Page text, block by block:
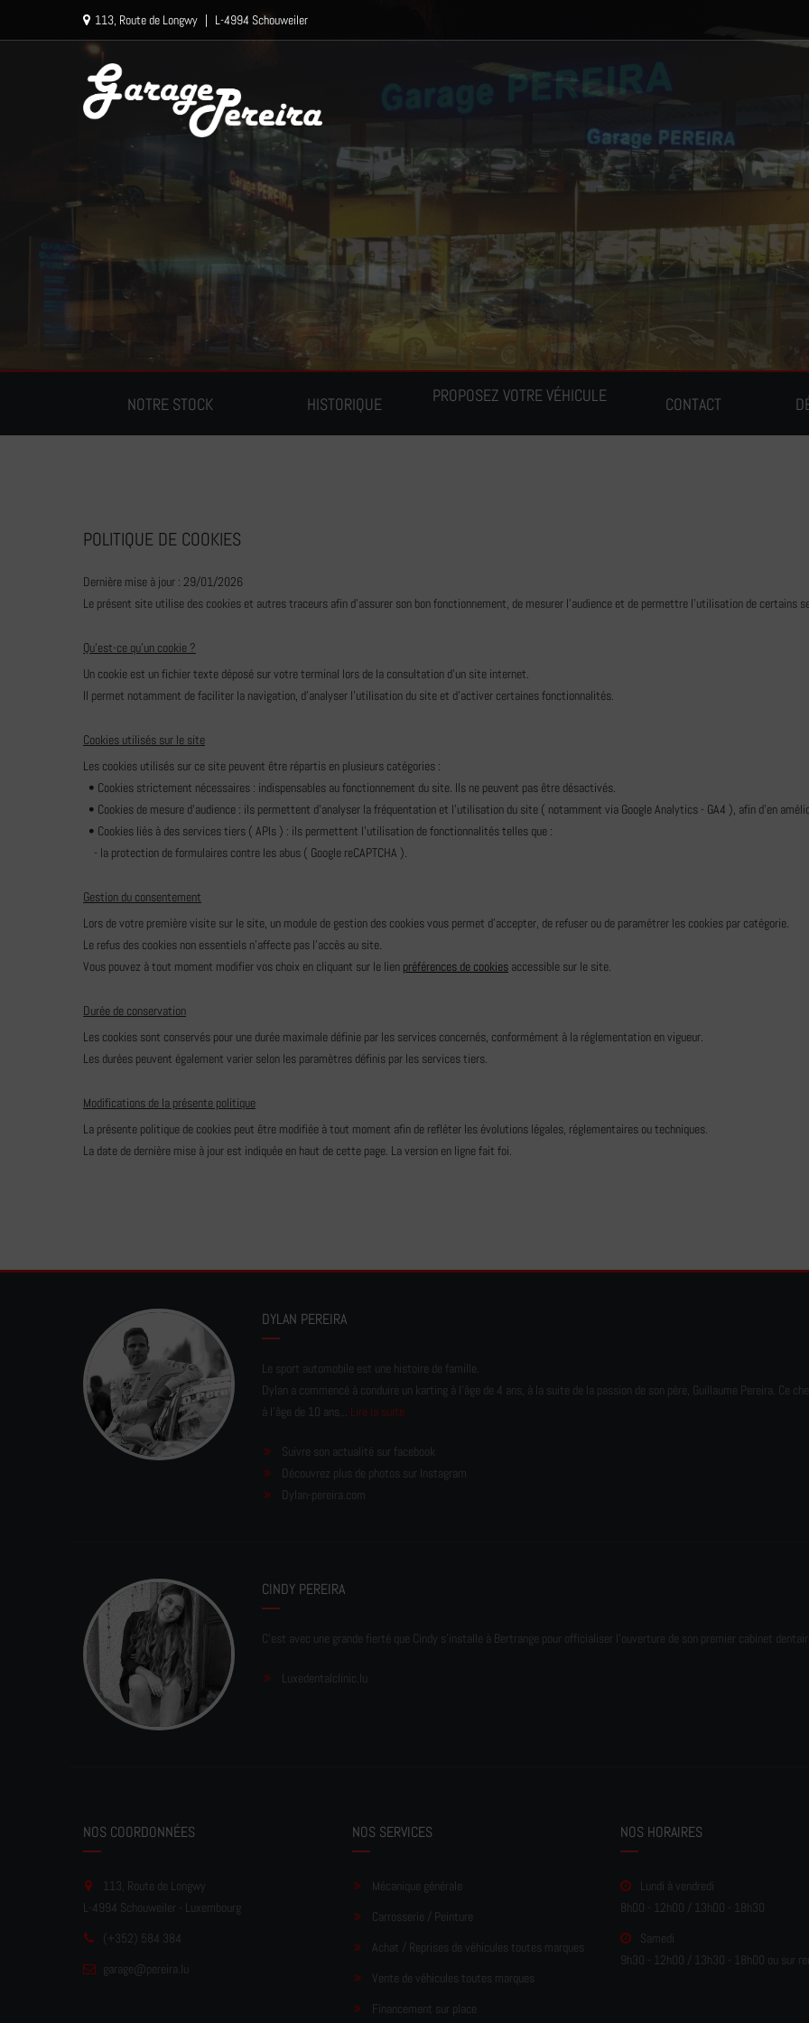
113, Route de Longwy | L-4994 Schouweiler
NOTRE STOCK HISTORIQUE PROPOSEZ VOTRE VÉHICULE CONTACT
POLITIQUE DE COOKIES
Dernière mise à jour : 29/01/2026
Le présent site utilise des cookies et autres traceurs afin d'assurer son bon fonctionnement, de mesurer l'audience et de permettre l'utilisation de certains
Qu'est-ce qu'un cookie ?
Un cookie est un fichier texte déposé sur votre terminal lors de la consultation d'un site internet.
Il permet notamment de faciliter la navigation, d'analyser l'utilisation du site et d'activer certaines fonctionnalités.
Cookies utilisés sur le site
Les cookies utilisés sur ce site peuvent être répartis en plusieurs catégories :
• Cookies strictement nécessaires : indispensables au fonctionnement du site. Ils ne peuvent pas être désactivés.
• Cookies de mesure d'audience : ils permettent d'analyser la fréquentation et l'utilisation du site ( notamment via Google Analytics - GA4 ), afin d'en
• Cookies liés à des services tiers ( APIs ) : ils permettent l'utilisation de fonctionnalités telles que :
- la protection de formulaires contre les abus ( Google reCAPTCHA ).
Gestion du consentement
Lors de votre première visite sur le site, un module de gestion des cookies vous permet d'accepter, de refuser ou de paramétrer les cookies par catégorie.
Le refus des cookies non essentiels n'affecte pas l'accès au site.
Vous pouvez à tout moment modifier vos choix en cliquant sur le lien préférences de cookies accessible sur le site.
Durée de conservation
Les cookies sont conservés pour une durée maximale définie par les services concernés, conformément à la réglementation en vigueur.
Les durées peuvent également varier selon les paramètres définis par les services tiers.
Modifications de la présente politique
La présente politique de cookies peut être modifiée à tout moment afin de refléter les évolutions légales, réglementaires ou techniques.
La date de dernière mise à jour est indiquée en haut de cette page. La version en ligne fait foi.
DYLAN PEREIRA
Le sport automobile est une histoire de famille.
Dylan a commencé à conduire un karting à l’âge de 4 ans, à la suite de la passion de son père, Guillaume Pereira. Ce
à l'âge de 10 ans... Lire la suite
Suivre son actualité sur facebook
Découvrez plus de photos sur Instagram
Dylan-pereira.com
CINDY PEREIRA
C'est avec une grande fierté que Cindy s'installe à Bertrange pour officialiser l'ouverture de son premier cabinet
Luxedentalclinic.lu
NOS COORDONNÉES
113, Route de Longwy
L-4994 Schouweiler - Luxembourg
(+352) 584 384
garage@pereira.lu
NOS SERVICES
Mécanique générale
Carrosserie / Peinture
Achat / Reprises de véhicules toutes marques
Vente de véhicules toutes marques
Financement sur place
NOS HORAIRES
Lundi à vendredi
8h00 - 12h00 / 13h00 - 18h30
Samedi
9h30 - 12h00 / 13h30 - 18h00 ou sur